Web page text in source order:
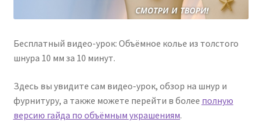
Бесплатный видео-урок: Объёмное колье из толстого
шнура 10 мм за 10 минут.
Здесь вы увидите сам видео-урок, обзор на шнур и
фурнитуру, а также можете перейти в более полную
версию гайда по объёмным украшениям.